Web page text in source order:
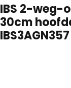
IBS 2-weg-
30cm
IBS3AGN357